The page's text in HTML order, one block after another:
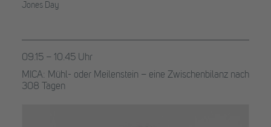
Jones Day
09.15 – 10.45 Uhr
MICA: Mühl- oder Meilenstein – eine Zwischenbilanz nach
308 Tagen